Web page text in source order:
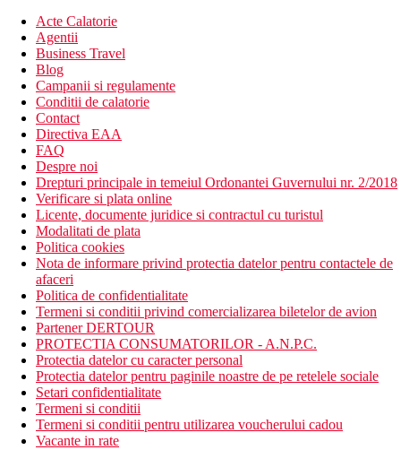
Acte Calatorie
Agentii
Business Travel
Blog
Campanii si regulamente
Conditii de calatorie
Contact
Directiva EAA
FAQ
Despre noi
Drepturi principale in temeiul Ordonantei Guvernului nr. 2/2018
Verificare si plata online
Licente, documente juridice si contractul cu turistul
Modalitati de plata
Politica cookies
Nota de informare privind protectia datelor pentru contactele de
afaceri
Politica de confidentialitate
Termeni si conditii privind comercializarea biletelor de avion
Partener DERTOUR
PROTECTIA CONSUMATORILOR - A.N.P.C.
Protectia datelor cu caracter personal
Protectia datelor pentru paginile noastre de pe retelele sociale
Setari confidentialitate
Termeni si conditii
Termeni si conditii pentru utilizarea voucherului cadou
Vacante in rate